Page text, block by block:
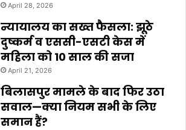
April 28, 2026
न्यायालय का सख्त फैसला: झूठे
दुष्कर्म व एससी-एसटी केस में
महिला को 10 साल की सजा
April 21, 2026
बिलासपुर मामले के बाद फिर उठा
सवाल—क्या नियम सभी के लिए
समान हैं?